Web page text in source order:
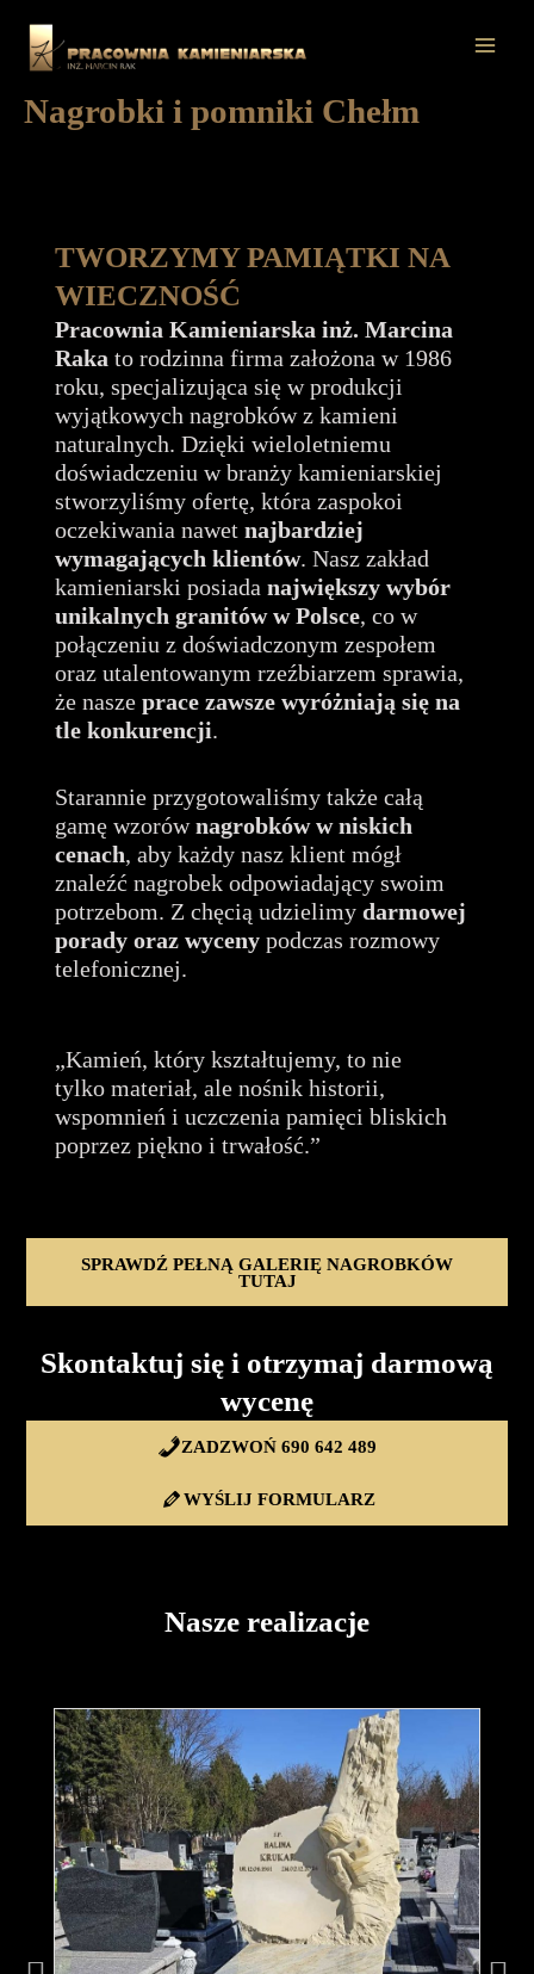
treści
Nagrobki i pomniki Chełm
TWORZYMY PAMIĄTKI NA
WIECZNOŚĆ
Pracownia Kamieniarska inż. Marcina
Raka to rodzinna firma założona w 1986
roku, specjalizująca się w produkcji
wyjątkowych nagrobków z kamieni
naturalnych. Dzięki wieloletniemu
doświadczeniu w branży kamieniarskiej
stworzyliśmy ofertę, która zaspokoi
oczekiwania nawet najbardziej
wymagających klientów. Nasz zakład
kamieniarski posiada największy wybór
unikalnych granitów w Polsce, co w
połączeniu z doświadczonym zespołem
oraz utalentowanym rzeźbiarzem sprawia,
że nasze prace zawsze wyróżniają się na
tle konkurencji.
Starannie przygotowaliśmy także całą
gamę wzorównagrobków w niskich
cenach, aby każdy nasz klient mógł
znaleźć nagrobek odpowiadający swoim
potrzebom. Z chęcią udzielimy darmowej
porady oraz wycenypodczas rozmowy
telefonicznej.
„Kamień, który kształtujemy, to nie
tylko materiał, ale nośnik historii,
wspomnień i uczczenia pamięci bliskich
poprzez piękno i trwałość.”
SPRAWDŹ PEŁNĄ GALERIĘ NAGROBKÓW
TUTAJ
Skontaktuj się i otrzymaj darmową
wycenę
ZADZWOŃ 690 642 489
WYŚLIJ FORMULARZ
Nasze realizacje